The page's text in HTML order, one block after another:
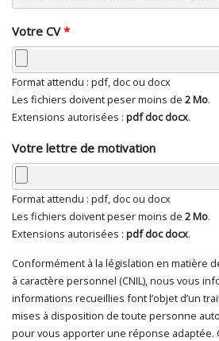
Votre CV*
Format attendu : pdf, doc ou docx
Les fichiers doivent peser moins de 2 Mo.
Extensions autorisées : pdf doc docx.
Votre lettre de motivation
Format attendu : pdf, doc ou docx
Les fichiers doivent peser moins de 2 Mo.
Extensions autorisées : pdf doc docx.
En cliquant sur "Envoyer", je
données à caractère personnel*
Conformément à la législation en matière
à caractère personnel (CNIL), nous vous
informations recueillies font l’objet d’un
mises à disposition de toute personne
pour vous apporter une réponse adaptée.